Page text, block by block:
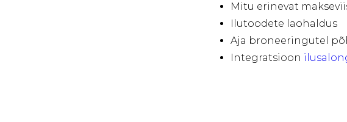
Mitu erinevat
Ilutoodete laohaldus
Aja broneeringutel
Integratsioon